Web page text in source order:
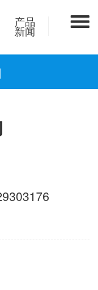
产品
新闻